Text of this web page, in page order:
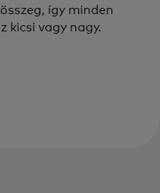
így minden
kicsi vagy nagy.
tab